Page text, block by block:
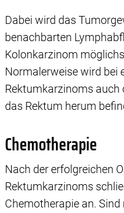
Dabei wird das
benachbarten
Kolonkarzinom
Normalerweise wird bei
Rektumkarzinoms auch
das Rektum herum
Chemotherapie
Nach der erfolgreichen
Rektumkarzinoms
Chemotherapie an.